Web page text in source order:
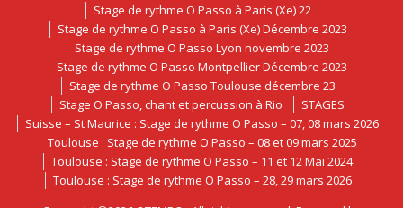
Stage de rythme O Passo à Paris (Xe) 22
Stage de rythme O Passo à Paris (Xe) Décembre 2023
Stage de rythme O Passo Lyon novembre 2023
Stage de rythme O Passo Montpellier Décembre 2023
Stage de rythme O Passo Toulouse décembre 23
Stage O Passo, chant et percussion à Rio
STAGES
Suisse – St Maurice : Stage de rythme O Passo – 07, 08 mars 2026
Toulouse : Stage de rythme O Passo – 08 et 09 mars 2025
Toulouse : Stage de rythme O Passo – 11 et 12 Mai 2024
Toulouse : Stage de rythme O Passo – 28, 29 mars 2026